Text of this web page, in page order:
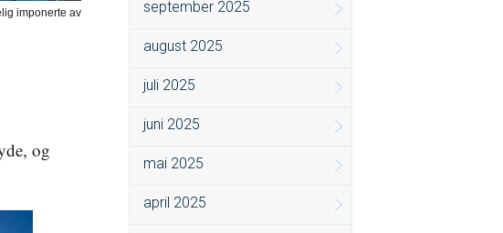
imponerte av
og
september 2025
august 2025
juli 2025
juni 2025
mai 2025
april 2025